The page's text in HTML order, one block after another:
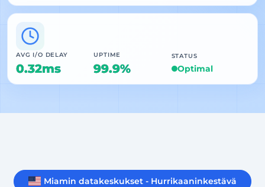
AVG I/O DELAY
0.32ms
UPTIME
99.9%
STATUS
Optimal
Miamin datakeskukset - Hurrikaaninkestävä